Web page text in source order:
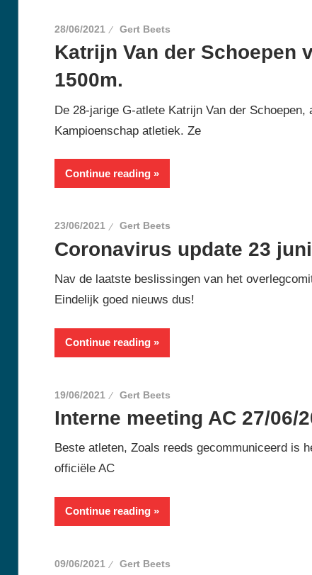
28/06/2021 Gert Beets
Katrijn Van der Schoepen
1500m.
De 28-jarige G-atlete Katrijn Van der
Kampioenschap atletiek. Ze
Continue reading
23/06/2021 Gert Beets
Coronavirus update 23
Nav de laatste beslissingen van het
Eindelijk goed nieuws dus!
Continue reading
19/06/2021 Gert Beets
Interne meeting AC 27/06/
Beste atleten, Zoals reeds gecommuniceerd is
officiële AC
Continue reading
09/06/2021 Gert Beets